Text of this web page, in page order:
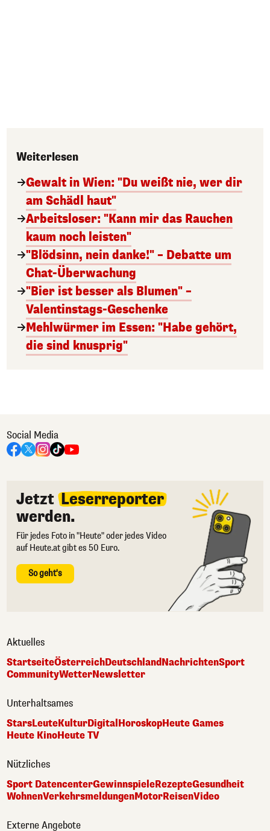
Weiterlesen
Gewalt in Wien: "Du weißt nie, wer dir
am Schädl haut"
Arbeitsloser: "Kann mir das Rauchen
kaum noch leisten"
"Blödsinn, nein danke!" – Debatte um
Chat-Überwachung
"Bier ist besser als Blumen" –
Valentinstags-Geschenke
Mehlwürmer im Essen: "Habe gehört,
die sind knusprig"
Social Media
Jetzt Leserreporter
werden.
Für jedes Foto in "Heute" oder jedes Video
auf Heute.at gibt es 50 Euro.
So geht's
Aktuelles
StartseiteÖsterreichDeutschlandNachrichtenSport
CommunityWetterNewsletter
Unterhaltsames
StarsLeuteKulturDigital HoroskopHeute Games
Heute KinoHeute TV
Nützliches
Sport DatencenterGewinnspieleRezepteGesundheit
WohnenVerkehrsmeldungenMotorReisenVideo
Externe Angebote